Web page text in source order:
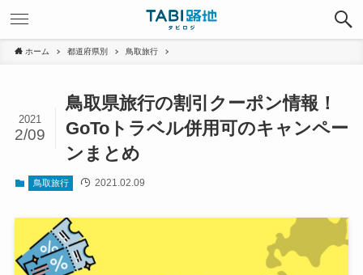
ホーム 都道府県別 鳥取旅行
鳥取県旅行の割引クーポン情報！
GoToトラベル併用可のキャンペー
ンまとめ
2021
2/09
鳥取旅行 2021.02.09